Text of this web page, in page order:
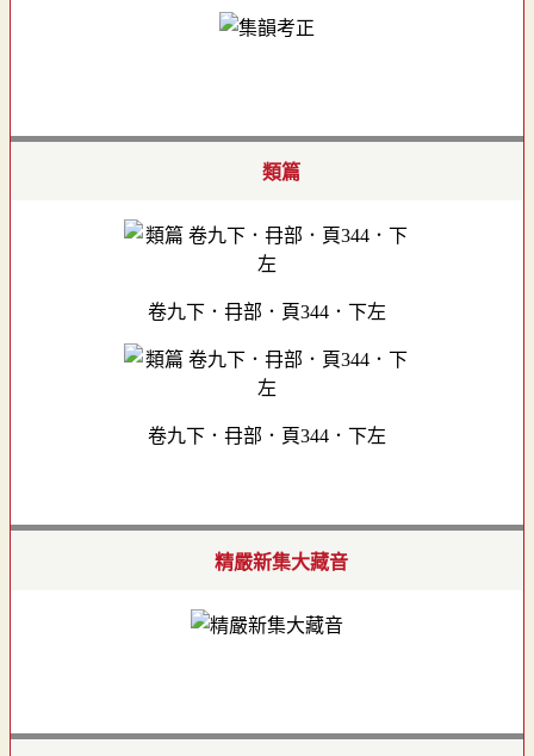
類篇
卷九下．冄部．頁344．下左
卷九下．冄部．頁344．下左
精嚴新集大藏音